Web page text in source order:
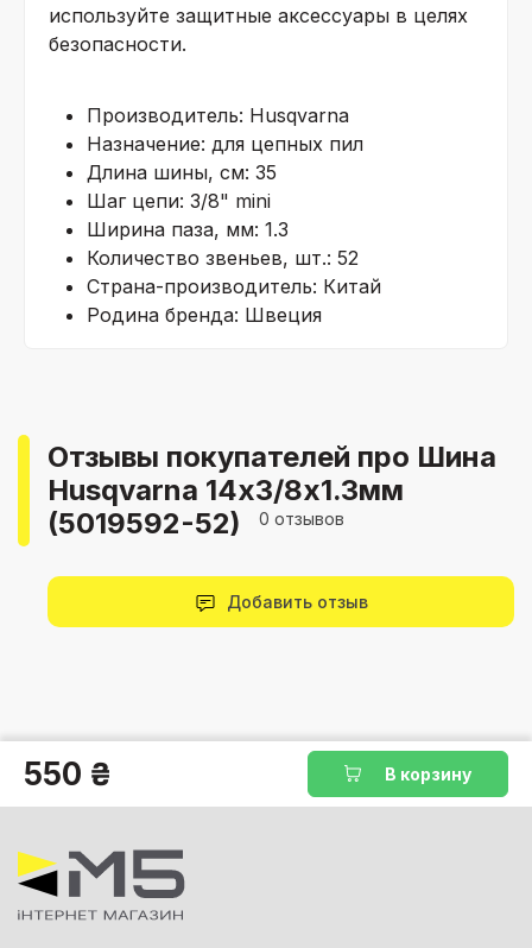
используйте защитные аксессуары в целях
безопасности.
Производитель: Husqvarna
Назначение: для цепных пил
Длина шины, см: 35
Шаг цепи: 3/8" mini
Ширина паза, мм: 1.3
Количество звеньев, шт.: 52
Страна-производитель: Китай
Родина бренда: Швеция
Отзывы покупателей про Шина
Husqvarna 14х3/8х1.3мм
(5019592-52)
0 отзывов
Добавить отзыв
550 ₴ В корзину